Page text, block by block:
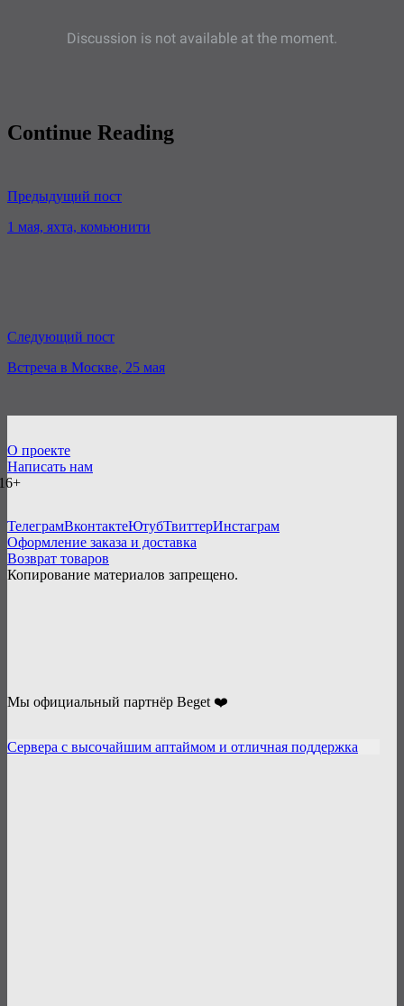
Continue Reading
Предыдущий пост
1 мая, яхта, комьюнити
Следующий пост
Встреча в Москве, 25 мая
О проекте
Написать нам
ТелеграмВконтактеЮтубТвиттерИнстаграм
Оформление заказа и доставка
Возврат товаров
Копирование материалов запрещено.
Мы официальный партнёр Beget ❤️
Сервера с высочайшим аптаймом и отличная поддержка